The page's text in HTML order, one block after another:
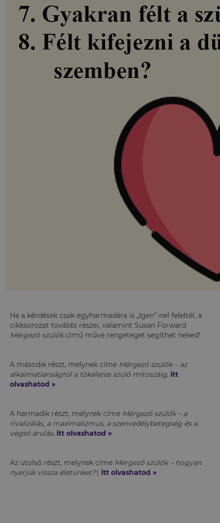
Ha a kérdések csak egyharmadára is „Igen”-nel feleltél, a
cikksorozat további részei, valamint Susan Forward
Mérgező szülőkcímű műve rengeteget segíthet neked!
A második részt, melynek címe Mérgező szülők – az
alkalmatlanságtól a tökéletes szülő mítoszáig, itt
olvashatod »
A harmadik részt, melynek címe Mérgező szülők – a
rivalizálás, a maximalizmus, a szenvedélybetegség és a
végső árulás, itt olvashatod »
Az utolsó részt, melynek címe Mérgező szülők – hogyan
nyerjük vissza életünket?!, itt olvashatod »